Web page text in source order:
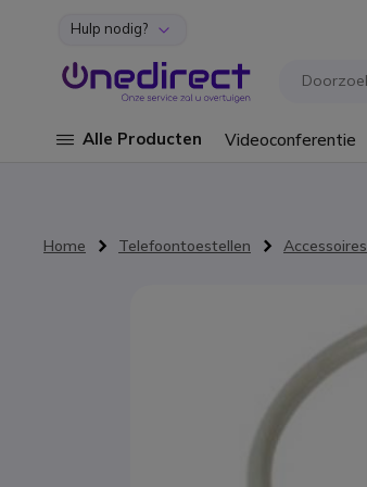
Ga naar de inhoud
Hulp nodig?
Alle Producten Videoconferentie
Home Telefoontoestellen Accessoires